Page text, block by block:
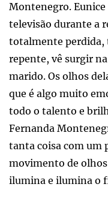
Montenegro.
televisão durante a
totalmente perdida,
repente, vê surgir
marido. Os olhos
que é algo muito
todo o talento e
Fernanda
tanta coisa com um
movimento de
ilumina e ilumina o